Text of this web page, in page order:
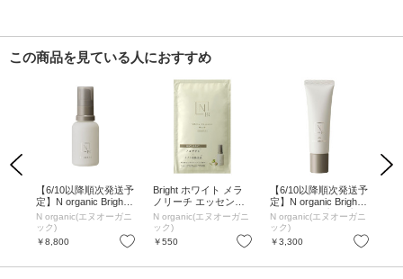
この商品を見ている人におすすめ
Previous
お気に入り
【6/10以降順次発送予
定】N organic Bright
ホワイト メラノリー
チ エッセンス / 30ml
N organic(エヌオーガニ
ック)
￥8,800
お気に入り
Bright ホワイト メラ
ノリーチ エッセンス
マスク / 単品 / 22ml
N organic(エヌオーガニ
ック)
￥550
お気に入り
【6/10以降順次発送予
定】N organic Bright
トーンアップUVプロ
テクター / SPF30 / PA
+++ / 30g
N organic(エヌオーガニ
ック)
￥3,300
Next